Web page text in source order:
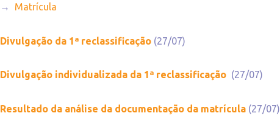
→ Matrícula
Divulgação da 1ª reclassificação (27/07)
Divulgação individualizada da 1ª reclassificação (27/07)
Resultado da análise da documentação da matrícula (27/07)